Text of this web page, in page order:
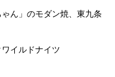
ん」のモダン焼、東九条
イルドナイツ